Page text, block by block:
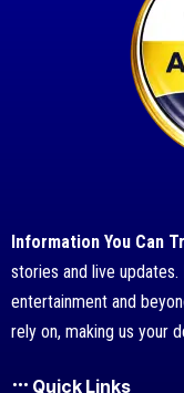
Information You Can
stories and live
entertainment and
rely on, making us your
Quick Links